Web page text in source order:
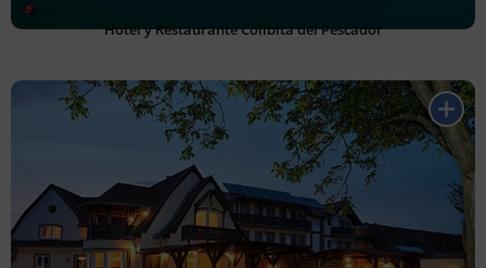
Hotel y Restaurante Colibita del Pescador